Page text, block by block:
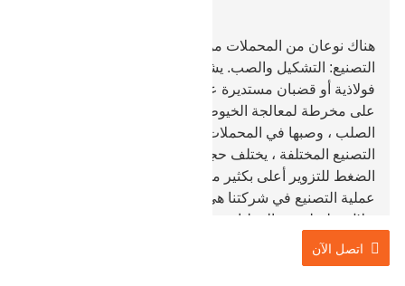
هناك نوعان من المحملات من النوع اللولبي في عملية
التصنيع: التشكيل والصب. يشير التطريق إلى تشكيل سبائك
فولاذية أو قضبان مستديرة عن طريق التسخين ، ثم تشغيلها
على مخرطة لمعالجة الخيوط. يشير الصب إلى ذوبان سبائك
الصلب ، وصبها في المحملات ، وتبريدها. بسبب عمليات
التصنيع المختلفة ، يختلف حجم ضغطه أيضًا ، ومقاومة
الضغط للتزوير أعلى بكثير من مقاومة الصب.
عملية التصنيع في شركتنا هي بشكل أساسي تزوير. من
خلال سلسلة من العمليات مثل صب الكتل المعدنية ،
والقطع الخام ، والخراطة الدقيقة ، والتثقيب ، والحفر ،
والمعالجة الحرارية ، وفحص الجودة ، وما إلى ذلك ، تتميز
اتصل الآن